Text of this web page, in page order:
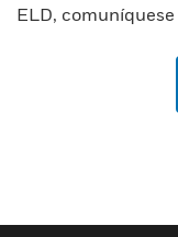
ELD,